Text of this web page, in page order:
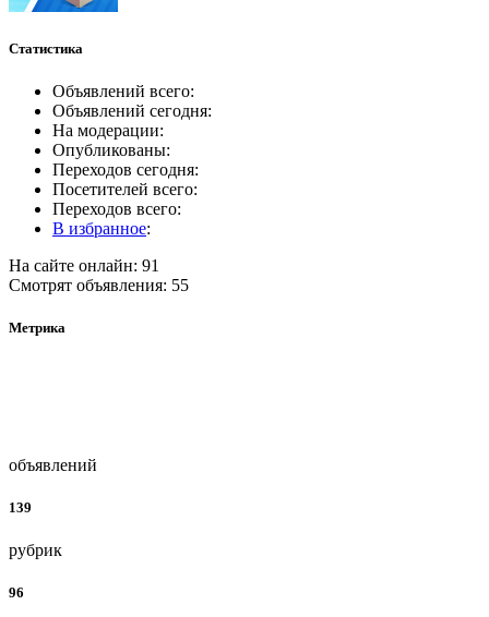
Статистика
Объявлений всего:
Объявлений сегодня:
На модерации:
Опубликованы:
Переходов сегодня:
Посетителей всего:
Переходов всего:
В избранное:
На сайте онлайн: 91
Смотрят объявления: 55
Метрика
объявлений
139
рубрик
96